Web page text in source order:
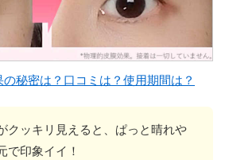
秘密は？口コミは？使用期間は？
クッキリ見えると、ぱっと晴れや
で印象イイ！